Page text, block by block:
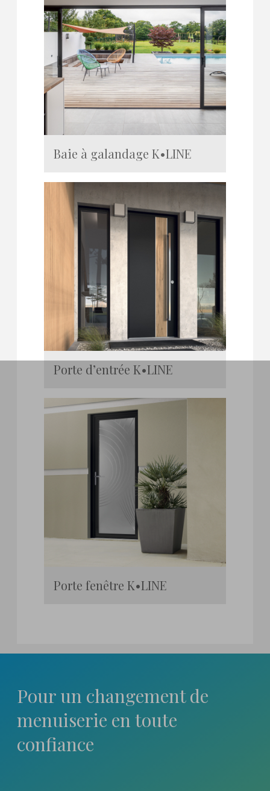
Baie à galandage K•LINE
Porte d’entrée K•LINE
Porte fenêtre K•LINE
Pour un changementde
menuiserie en toute
confiance